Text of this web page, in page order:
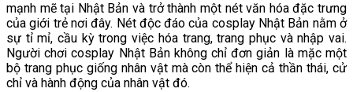
mạnh mẽ tại Nhật Bản và trở thành một nét văn hóa đặc trưng
của giới trẻ nơi đây. Nét độc đáo của cosplay Nhật Bản nằm ở
sự tỉ mỉ, cầu kỳ trong việc hóa trang, trang phục và nhập vai.
Người chơi cosplay Nhật Bản không chỉ đơn giản là mặc một
bộ trang phục giống nhân vật mà còn thể hiện cả thần thái, cử
chỉ và hành động của nhân vật đó.